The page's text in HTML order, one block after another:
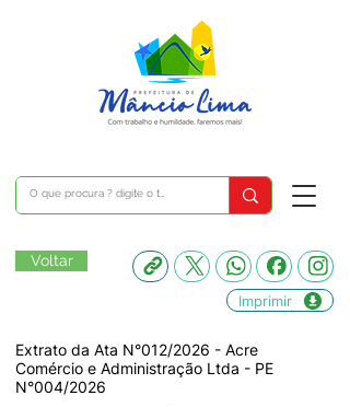
Voltar
Imprimir
Extrato da Ata N°012/2026 - Acre
Comércio e Administração Ltda - PE
N°004/2026